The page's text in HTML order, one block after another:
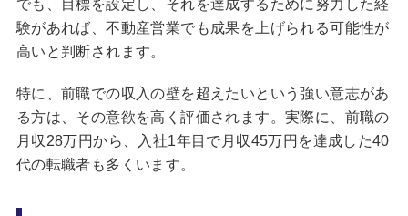
でも、目標を設定し、それを達成するために努力した経
験があれば、不動産営業でも成果を上げられる可能性が
高いと判断されます。
特に、前職での収入の壁を超えたいという強い意志があ
る方は、その意欲を高く評価されます。実際に、前職の
月収28万円から、入社1年目で月収45万円を達成した40
代の転職者も多くいます。